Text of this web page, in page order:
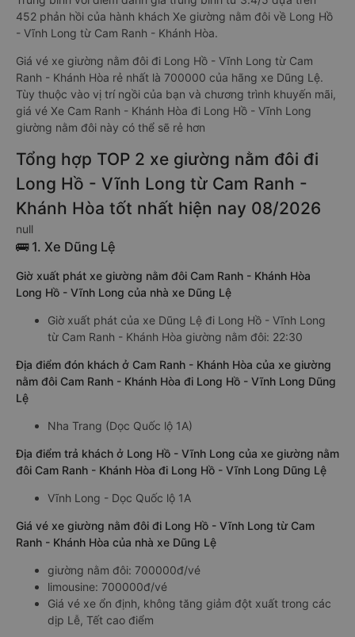
452 phản hồi của hành khách Xe giường nằm đôi về Long Hồ
- Vĩnh Long từ Cam Ranh - Khánh Hòa.
Giá vé xe giường nằm đôi đi Long Hồ - Vĩnh Long từ Cam
Ranh - Khánh Hòa rẻ nhất là 700000 của hãng xe Dũng Lệ.
Tùy thuộc vào vị trí ngồi của bạn và chương trình khuyến mãi,
giá vé Xe Cam Ranh - Khánh Hòa đi Long Hồ - Vĩnh Long
giường nằm đôi này có thể sẽ rẻ hơn
Tổng hợp TOP 2 xe giường nằm đôi đi
Long Hồ - Vĩnh Long từ Cam Ranh -
Khánh Hòa tốt nhất hiện nay 08/2026
null
🚌 1. Xe Dũng Lệ
Giờ xuất phát xe giường nằm đôi Cam Ranh - Khánh Hòa
Long Hồ - Vĩnh Long của nhà xe Dũng Lệ
Giờ xuất phát của xe Dũng Lệ đi Long Hồ - Vĩnh Long
từ Cam Ranh - Khánh Hòa giường nằm đôi: 22:30
Địa điểm đón khách ở Cam Ranh - Khánh Hòa của xe giường
nằm đôi Cam Ranh - Khánh Hòa đi Long Hồ - Vĩnh Long Dũng
Lệ
Nha Trang (Dọc Quốc lộ 1A)
Địa điểm trả khách ở Long Hồ - Vĩnh Long của xe giường nằm
đôi Cam Ranh - Khánh Hòa đi Long Hồ - Vĩnh Long Dũng Lệ
Vĩnh Long - Dọc Quốc lộ 1A
Giá vé xe giường nằm đôi đi Long Hồ - Vĩnh Long từ Cam
Ranh - Khánh Hòa của nhà xe Dũng Lệ
giường nằm đôi: 700000đ/vé
limousine: 700000đ/vé
Giá vé xe ổn định, không tăng giảm đột xuất trong các
dịp Lễ, Tết cao điểm